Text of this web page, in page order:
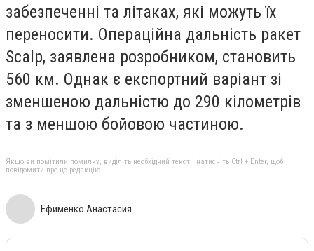
забезпеченні та літаках, які можуть їх
переносити. Операційна дальність ракет
Scalp, заявлена розробником, становить
560 км. Однак є експортний варіант зі
зменшеною дальністю до 290 кілометрів
та з меншою бойовою частиною.
Якщо ви помітили помилку, виділіть необхідний текст і натисніть Ctrl + Enter, щоб
повідомити про це редакцію
Ефименко Анастасия